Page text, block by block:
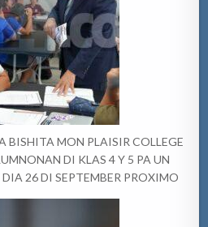
BISHITA MON PLAISIR COLLEGE
DI KLAS 4 Y 5 PA UN
26 DI SEPTEMBER PROXIMO